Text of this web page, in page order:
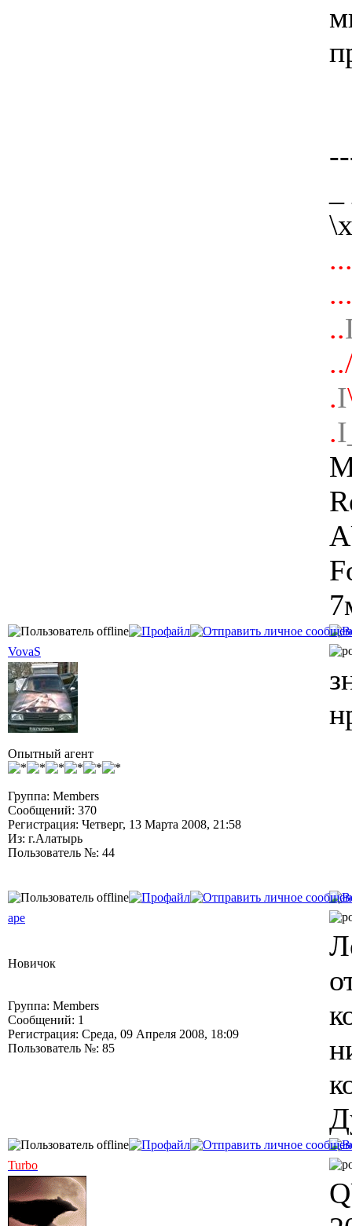
..
.I
.
VovaS
Опытный агент
Группа: Members
Сообщений: 370
Регистрация: Четверг, 13 Марта 2008, 21:58
Из: г.Алатырь
Пользователь №: 44
ape
Новичок
Группа: Members
Сообщений: 1
Регистрация: Среда, 09 Апреля 2008, 18:09
Пользователь №: 85
Turbo